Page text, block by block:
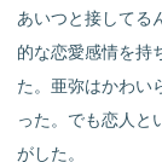
あいつと接してる
的な恋愛感情を持
た。亜弥はかわい
った。でも恋人と
がした。